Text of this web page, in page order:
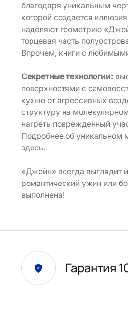
благодаря уникальным
которой создается
наделяют геометрию
торцевая часть
Впрочем, книги с
Секретные технологии:
поверхностями с
кухню от агрессивных
структуру на
нагреть поврежденный
Подробнее об уникальном
здесь.
«Джейн» всегда выглядит
романтический ужин или
выполнена!
Гарантия